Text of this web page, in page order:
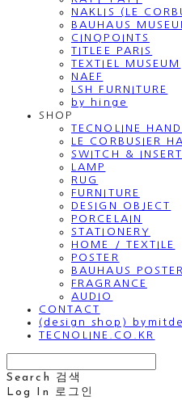
NAKLIS (LE
BAUHAUS
CINQPOINTS
TITLEE PARIS
TEXTIEL MUSEUM
NAEF
LSH FURNITURE
by hinge
SHOP
TECNOLINE
LE CORBUSIER
SWITCH & INSERT
LAMP
RUG
FURNITURE
DESIGN OBJECT
PORCELAIN
STATIONERY
HOME / TEXTILE
POSTER
BAUHAUS POSTER
FRAGRANCE
AUDIO
CONTACT
(design shop)
TECNOLINE.CO.KR
Search
검색
Log In
로그인